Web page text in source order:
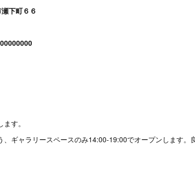
下町６６
す。
、ギャラリースペースのみ14:00-19:00でオープンします。